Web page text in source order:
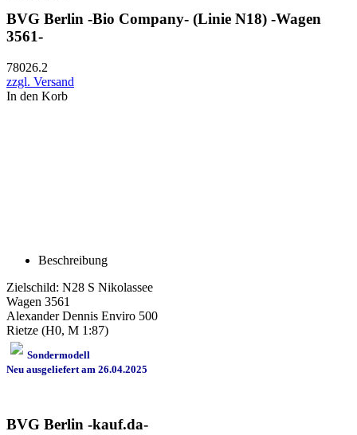
BVG Berlin -Bio Company- (Linie N18) -Wagen
3561-
78026.2
zzgl. Versand
In den Korb
Beschreibung
Zielschild: N28 S Nikolassee
Wagen 3561
Alexander Dennis Enviro 500
Rietze (H0, M 1:87)
Sondermodell
Neu ausgeliefert am 26.04.2025
BVG Berlin -kauf.da-